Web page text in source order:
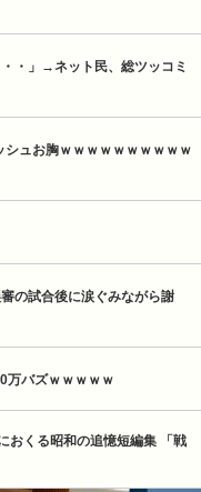
・」→ネット民、総ツッコミ
シュお胸ｗｗｗｗｗｗｗｗｗｗ
の試合後に涙ぐみながら謝
万バズｗｗｗｗｗ
おくる昭和の追憶短編集 「戦